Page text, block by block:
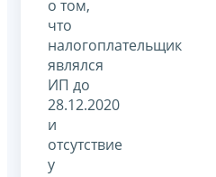
о том,
что
налогоплательщик
являлся
ИП до
28.12.2020
и
отсутствие
у